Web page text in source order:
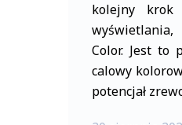
kolejny krok
Color. Jest to
calowy
potencjał